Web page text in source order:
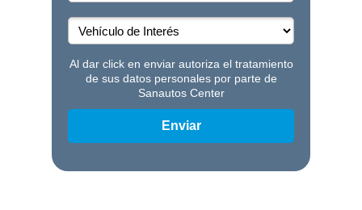
Enviar
Al dar click en enviar autoriza el tratamiento
de sus datos personales por parte de
Sanautos Center